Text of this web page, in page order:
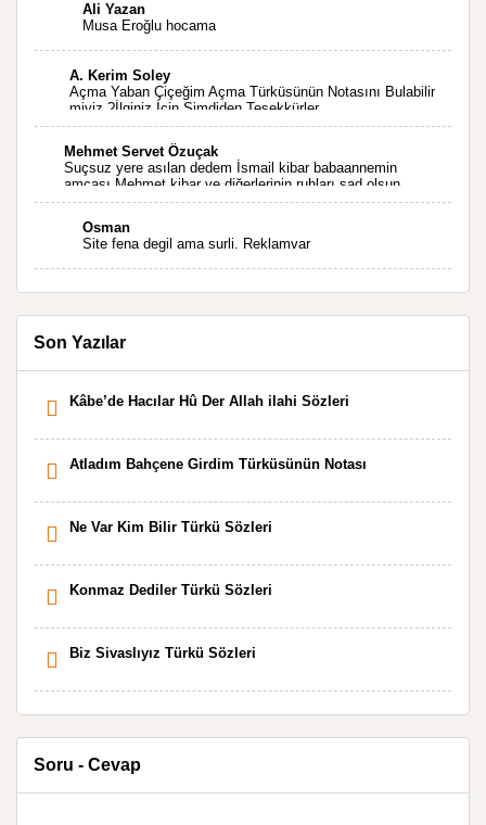
Ali Yazan
Musa Eroğlu hocama
A. Kerim Soley
Açma Yaban Çiçeğim Açma Türküsünün Notasını Bulabilir
miyiz ?İlginiz İçin Şimdiden Teşekkürler.
Mehmet Servet Özuçak
Suçsuz yere asılan dedem İsmail kibar babaannemin
amcası Mehmet kibar ve diğerlerinin ruhları şad olsun.
Kahrolsun Cemal paşa
Osman
Site fena degil ama surli. Reklamvar
Son Yazılar
Kâbe’de Hacılar Hû Der Allah ilahi Sözleri
Atladım Bahçene Girdim Türküsünün Notası
Ne Var Kim Bilir Türkü Sözleri
Konmaz Dediler Türkü Sözleri
Biz Sivaslıyız Türkü Sözleri
Soru - Cevap